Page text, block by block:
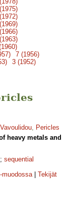
7 (1956)
3 (1952)
, Pericles
heavy metals and
; sequential
| Tekijät